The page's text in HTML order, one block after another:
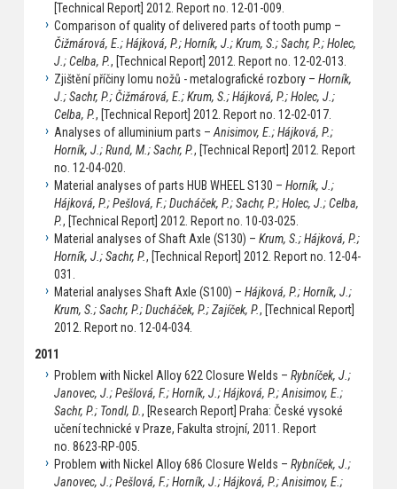
[Technical Report] 2012. Report no. 12-01-009.
Comparison of quality of delivered parts of tooth pump –
Čižmárová, E.; Hájková, P.; Horník, J.; Krum, S.; Sachr, P.; Holec,
J.; Celba, P., [Technical Report] 2012. Report no. 12-02-013.
Zjištění příčiny lomu nožů - metalografické rozbory – Horník,
J.; Sachr, P.; Čižmárová, E.; Krum, S.; Hájková, P.; Holec, J.;
Celba, P., [Technical Report] 2012. Report no. 12-02-017.
Analyses of alluminium parts –Anisimov, E.; Hájková, P.;
Horník, J.; Rund, M.; Sachr, P., [Technical Report] 2012. Report
no. 12-04-020.
Material analyses of parts HUB WHEEL S130 – Horník, J.;
Hájková, P.; Pešlová, F.; Ducháček, P.; Sachr, P.; Holec, J.; Celba,
P., [Technical Report] 2012. Report no. 10-03-025.
Material analyses of Shaft Axle (S130) – Krum, S.; Hájková, P.;
Horník, J.; Sachr, P., [Technical Report] 2012. Report no. 12-04-
031.
Material analyses Shaft Axle (S100) – Hájková, P.; Horník, J.;
Krum, S.; Sachr, P.; Ducháček, P.; Zajíček, P., [Technical Report]
2012. Report no. 12-04-034.
2011
Problem with Nickel Alloy 622 Closure Welds – Rybníček, J.;
Janovec, J.; Pešlová, F.; Horník, J.; Hájková, P.; Anisimov, E.;
Sachr, P.; Tondl, D., [Research Report] Praha: České vysoké
učení technické v Praze, Fakulta strojní, 2011. Report
no. 8623-RP-005.
Problem with Nickel Alloy 686 Closure Welds – Rybníček, J.;
Janovec, J.; Pešlová, F.; Horník, J.; Hájková, P.; Anisimov, E.;